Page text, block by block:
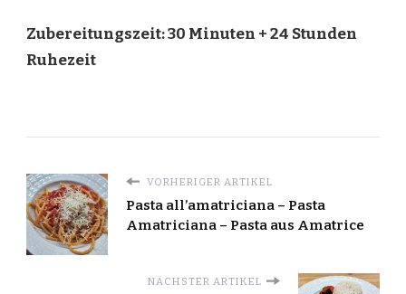
Zubereitungszeit: 30 Minuten + 24 Stunden
Ruhezeit
VORHERIGER ARTIKEL
Pasta all’amatriciana – Pasta
Amatriciana – Pasta aus Amatrice
NÄCHSTER ARTIKEL